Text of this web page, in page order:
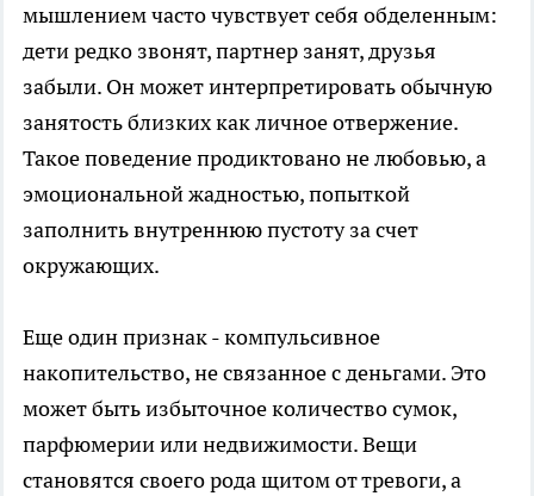
мышлением часто чувствует себя обделенным:
дети редко звонят, партнер занят, друзья
забыли. Он может интерпретировать обычную
занятость близких как личное отвержение.
Такое поведение продиктовано не любовью, а
эмоциональной жадностью, попыткой
заполнить внутреннюю пустоту за счет
окружающих.
Еще один признак - компульсивное
накопительство, не связанное с деньгами. Это
может быть избыточное количество сумок,
парфюмерии или недвижимости. Вещи
становятся своего рода щитом от тревоги, а